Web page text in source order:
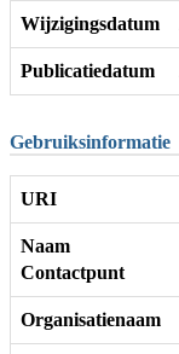
Wijzigingsdatum
Publicatiedatum
Gebruiksinformatie
URI
Naam
Contactpunt
Organisatienaam